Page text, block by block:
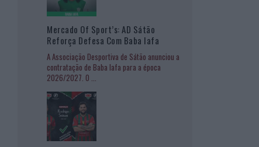
Mercado Of Sport’s: AD Sátão
Reforça Defesa Com Baba Iafa
A Associação Desportiva de Sátão anunciou a
contratação de Baba Iafa para a época
2026/2027. O ...